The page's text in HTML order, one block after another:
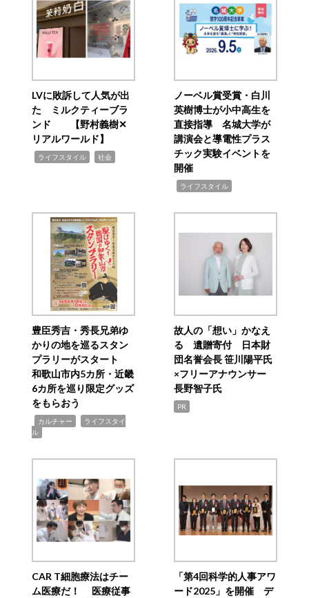
LVに敗訴して人気が出
た ミルクティーブラ
ンド 【野村義樹✕
リアルワールド】
ライフスタイル 社会
ノーベル賞受賞・白川
英樹博士が小中高生を
直接指導 名城大学が
講演会と導電性プラス
チック実験イベントを
開催
ライフスタイル
豊臣秀吉・秀長兄弟ゆ
かりの地を巡るスタン
プラリーがスタート
和歌山市内5カ所・近畿
6カ所を巡り限定グッズ
をもらおう
カルチャー
ライフスタイ
ル
故人の「想い」かなえ
る 遺贈寄付 日本財
団名誉会長 笹川陽平氏
×フリーアナウンサー
長野智子氏
PR
CAR T細胞療法はチー
ム医療だ！ 医療従事
「第4回科学的人事アワ
ード2025」を開催 デ